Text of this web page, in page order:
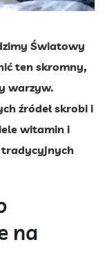
Światowy
ten skromny,
warzyw.
źródeł skrobi i
witamin i
tradycyjnych
na